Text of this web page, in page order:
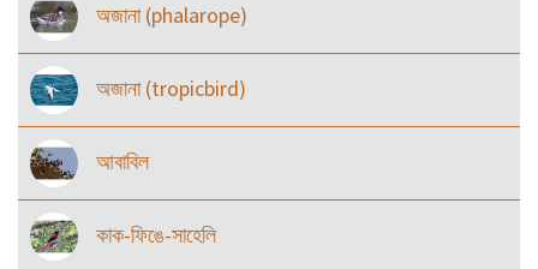
অজানা (phalarope)
অজানা (tropicbird)
আবাবিল
কাক-ফিঙে-সাহেলি